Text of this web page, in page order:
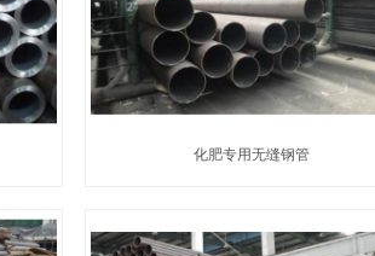
化肥专用无缝钢管